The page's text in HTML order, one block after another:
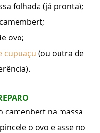
folhada (já pronta);
ovo;
cupuaçu (ou outra de
camenbert na massa
o ovo e asse no